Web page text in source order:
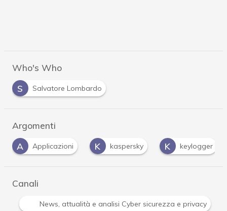
Who's Who
S
Salvatore Lombardo
Argomenti
K
kaspersky K keylogger M malware
Canali
Attacchi hacker e Malware: le ultime news in tempo